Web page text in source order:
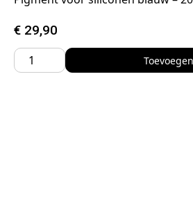
€ 29,90
Toevoegen